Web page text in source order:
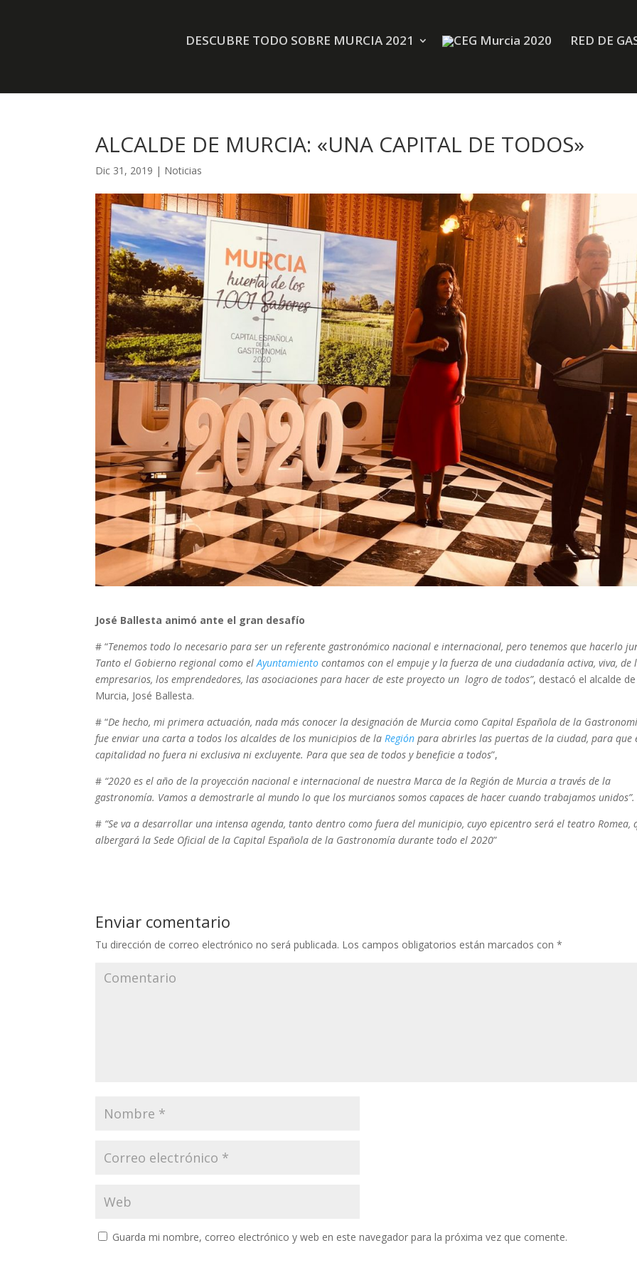
DESCUBRE TODO SOBRE MURCIA 2021 RED DE
ALCALDE DE MURCIA: «UNA CAPITAL DE TODOS»
Dic 31, 2019 | Noticias
José Ballesta animó ante el gran desafío
# “Tenemos todo lo necesario para ser un referente gastronómico nacional e internacional, pero tenemos que hacerlo
Tanto el Gobierno regional como elAyuntamiento contamos con el empuje y la fuerza de una ciudadanía activa, viva, de
empresarios, los emprendedores, las asociaciones para hacer de este proyecto un logro de todos”, destacó el alcalde de
Murcia, José Ballesta.
# “De hecho, mi primera actuación, nada más conocer la designación de Murcia como Capital Española de la
fue enviar una carta a todos los alcaldes de los municipios de la Región para abrirles las puertas de la ciudad, para que
capitalidad no fuera ni exclusiva ni excluyente. Para que sea de todos y beneficie a todos”,
# “2020 es el año de la proyección nacional e internacional de nuestra Marca de la Región de Murcia a través de la
gastronomía. Vamos a demostrarle al mundo lo que los murcianos somos capaces de hacer cuando trabajamos unidos”.
# “Se va a desarrollar una intensa agenda, tanto dentro como fuera del municipio, cuyo epicentro será el teatro Romea,
albergará la Sede Oficial de la Capital Española de la Gastronomía durante todo el 2020”
Enviar comentario
Tu dirección de correo electrónico no será publicada. Los campos obligatorios están marcados con*
Guarda mi nombre, correo electrónico y web en este navegador para la próxima vez que comente.